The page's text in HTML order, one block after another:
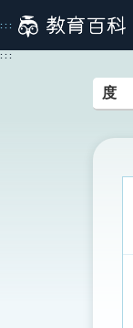
到
主
:::
:::